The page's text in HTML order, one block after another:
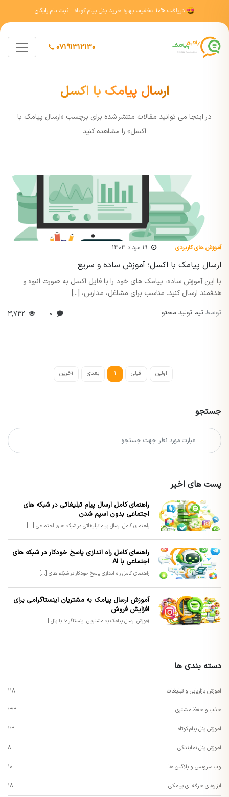
دریافت 10% تخفیف بهاره خرید پنل پیام کوتاه ثبت نام رایگان
07191312130
ارسال پیامک با اکسل
در اينجا مي توانيد مقالات منتشر شده برای برچسب «ارسال پیامک با
اکسل» را مشاهده کنيد
آموزش های کاربردی 19 مرداد 1404
ارسال پیامک با اکسل؛ آموزش ساده و سریع
با این آموزش ساده، پیامک های خود را با فایل اکسل به صورت انبوه و
هدفمند ارسال کنید. مناسب برای مشاغل، مدارس، [...]
توسط تیم تولید محتوا
اولین قبلی 1 بعدی آخرین
جستجو
پست های اخیر
راهنمای کامل ارسال پیام تبلیغاتی در شبکه های
اجتماعی بدون اسپم شدن
راهنمای کامل ارسال پیام تبلیغاتی در شبکه های اجتماعی [...]
راهنمای کامل راه اندازی پاسخ خودکار در شبکه های
اجتماعی با AI
راهنمای کامل راه اندازی پاسخ خودکار در شبکه های [...]
آموزش ارسال پیامک به مشتریان اینستاگرامی برای
افزایش فروش
آموزش ارسال پیامک به مشتریان اینستاگرام؛ با پنل [...]
دسته بندی ها
اموزش بازاریابی و تبلیغات 118
جذب و حفظ مشتری 33
اموزش پنل پیام کوتاه 13
اموزش پنل نمایندگی 8
وب سرویس و پلاگین ها 10
ابزارهای حرفه ای پیامکی 18